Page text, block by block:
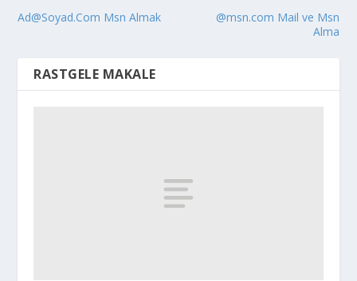
Ad@Soyad.Com Msn Almak
@msn.com Mail ve Msn
Alma
RASTGELE MAKALE